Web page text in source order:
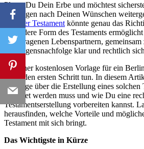
Planst Du Dein Erbe und möchtest
Vermögen nach Deinen Wünschen
Berliner Testament könnte genau das
besondere Form des Testaments
eingetragenen Lebenspartnern,
Vermögensnachfolge klar und rechtlich
Mit einer kostenlosen Vorlage für ein
leicht den ersten Schritt tun. In diesem
Wichtige über die Erstellung eines solchen
beachtet werden muss und wie Du eine
Testamentserstellung vorbereiten kannst.
herausfinden, welche Vorteile und
Testament mit sich bringt.
Das Wichtigste in Kürze